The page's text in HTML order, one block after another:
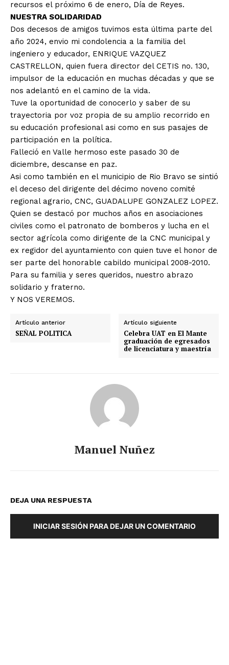
recursos el próximo 6 de enero, Día de Reyes.
NUESTRA SOLIDARIDAD
Dos decesos de amigos tuvimos esta última parte del
año 2024, envio mi condolencia a la familia del
ingeniero y educador, ENRIQUE VAZQUEZ
CASTRELLON, quien fuera director del CETIS no. 130,
impulsor de la educación en muchas décadas y que se
nos adelantó en el camino de la vida.
Tuve la oportunidad de conocerlo y saber de su
trayectoria por voz propia de su amplio recorrido en
su educación profesional asi como en sus pasajes de
participación en la política.
Falleció en Valle hermoso este pasado 30 de
diciembre, descanse en paz.
Asi como también en el municipio de Rio Bravo se sintió
el deceso del dirigente del décimo noveno comité
regional agrario, CNC, GUADALUPE GONZALEZ LOPEZ.
Quien se destacó por muchos años en asociaciones
civiles como el patronato de bomberos y lucha en el
sector agrícola como dirigente de la CNC municipal y
ex regidor del ayuntamiento con quien tuve el honor de
ser parte del honorable cabildo municipal 2008-2010.
Para su familia y seres queridos, nuestro abrazo
solidario y fraterno.
Y NOS VEREMOS.
Artículo anterior
SEÑAL POLITICA
Artículo siguiente
Celebra UAT en El Mante
graduación de egresados
de licenciatura y maestría
Manuel Nuñez
DEJA UNA RESPUESTA
INICIAR SESIÓN PARA DEJAR UN COMENTARIO